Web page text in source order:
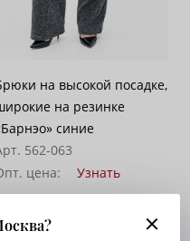
на высокой посадке,
на резинке
синие
562-063
цена:
Узнать